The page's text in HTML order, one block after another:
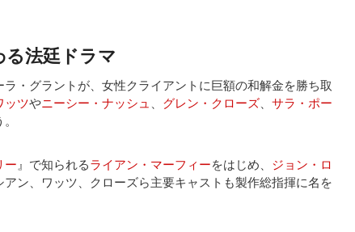
法廷ドラマ
・グラントが、女性クライアントに巨額の和解金を勝ち取
ッツやニーシー・ナッシュ グレン・クローズ、 サラ・ポー
ー 』で知られるライアン・マーフィーをはじめ、 ジョン・ロ
アン、ワッツ、クローズら主要キャストも製作総指揮に名を